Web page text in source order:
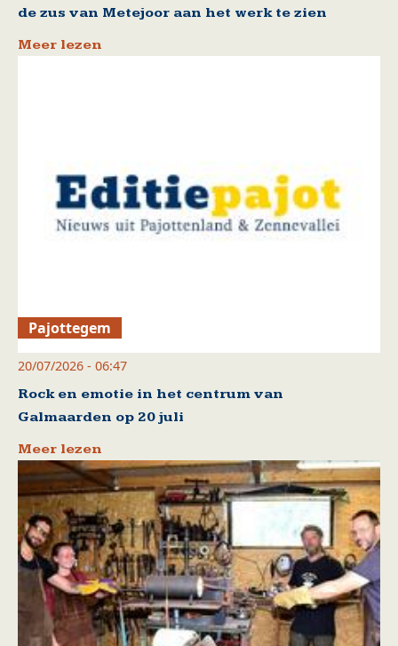
de zus van Metejoor aan het werk te zien
Meer lezen
Pajottegem
20/07/2026 - 06:47
Rock en emotie in het centrum van
Galmaarden op 20 juli
Meer lezen